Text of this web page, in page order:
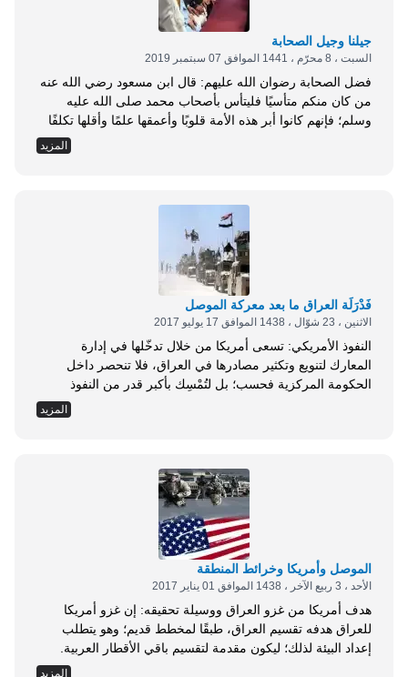
جيلنا وجيل الصحابة
السبت ، 8 محرّم ، 1441 الموافق 07 سبتمبر 2019
فضل الصحابة رضوان الله عليهم: قال ابن مسعود رضي الله عنه
من كان منكم متأسيًا فليتأس بأصحاب محمد صلى الله عليه
وسلم؛ فإنهم كانوا أبر هذه الأمة قلوبًا وأعمقها علمًا وأقلها تكلفًا
وأقومها هديًا وأحسنها حالًا، قومًا اختارهم الله تعالى لصحبة نبيه
صلى الله عليه وسلم، فاعرفوا لهم فضلهم واتبعوهم في آثارهم؛
المتأخرين، كما أن لهم معرفة بأمور من السنة وأحوال الرسول لا
يعرفها أكثر المتأخرين؛ فإنهم شهدوا الرسول والتنزيل، وعاينوا
الرسول وعرفوا من أقواله وأفعاله وأحواله مما يستدلون به...
المزيد
فَدْرَلَة العراق ما بعد معركة الموصل
الاثنين ، 23 شوّال ، 1438 الموافق 17 يوليو 2017
النفوذ الأمريكي: تسعى أمريكا من خلال تدخّلها في إدارة
المعارك لتنويع وتكثير مصادرها في العراق، فلا تنحصر داخل
الحكومة المركزية فحسب؛ بل لتُمْسِك بأكبر قدر من النفوذ
الطائفي على مستوى جميع الشرائح الموجودة في العراق. وتقوم
العراق، ولِتُمِسك بجميع الخيوط المؤثرة في صياغة المشهد
العراقي، فتُجبر حكومة العبادي على التعامل مع قوات البشمركة
الكردية في عملية استرجاع الموصل، وتُحَدّد لكل طرفٍ دوره في
المعركة؛ فقبيل وصول رئيس إقليم كردستان مسعود بارزاني إلى
بغداد في أول زيارةٍ له للعاصمة العراقية...
المزيد
الموصل وأمريكا وخرائط المنطقة
الأحد ، 3 ربيع الآخر ، 1438 الموافق 01 يناير 2017
هدف أمريكا من غزو العراق ووسيلة تحقيقه: إن غزو أمريكا
للعراق هدفه تقسيم العراق، طبقًا لمخطط قديم؛ وهو يتطلب
إعداد البيئة لذلك؛ ليكون مقدمة لتقسيم باقي الأقطار العربية.
ولكي تنجح الولايات المتحدة الأمريكية في ذلك لابد من اشعالالمزيد